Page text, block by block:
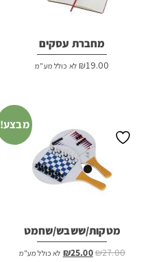
מחברת עסקים
₪19.00 לא כולל מע"מ
מבצע!
מטקות/ששבש/שחמט
₪27.00
המחיר₪25.00 המחיר
לא כולל מע"מ